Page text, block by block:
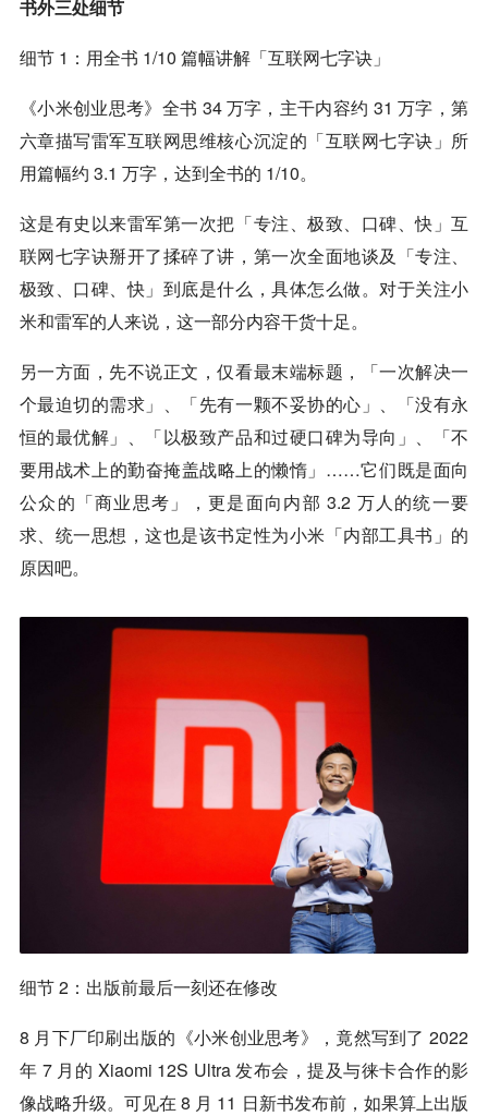
书外三处细节
细节 1：用全书 1/10 篇幅讲解「互联网七字诀」
《小米创业思考》全书 34 万字，主干内容约 31 万字，第
六章描写雷军互联网思维核心沉淀的「互联网七字诀」所
用篇幅约 3.1 万字，达到全书的 1/10。
这是有史以来雷军第一次把「专注、极致、口碑、快」互
联网七字诀掰开了揉碎了讲，第一次全面地谈及「专注、
极致、口碑、快」到底是什么，具体怎么做。对于关注小
米和雷军的人来说，这一部分内容干货十足。
另一方面，先不说正文，仅看最末端标题，「一次解决一
个最迫切的需求」、「先有一颗不妥协的心」、「没有永
恒的最优解」、「以极致产品和过硬口碑为导向」、「不
要用战术上的勤奋掩盖战略上的懒惰」……它们既是面向
公众的「商业思考」，更是面向内部 3.2 万人的统一要
求、统一思想，这也是该书定性为小米「内部工具书」的
原因吧。
细节 2：出版前最后一刻还在修改
8 月下厂印刷出版的《小米创业思考》，竟然写到了 2022
年 7 月的 Xiaomi 12S Ultra 发布会，提及与徕卡合作的影
像战略升级。可见在 8 月 11 日新书发布前，如果算上出版